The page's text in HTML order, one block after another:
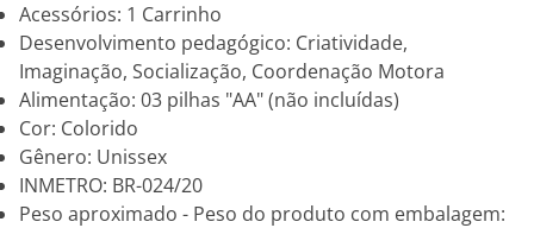
Acessórios: 1 Carrinho
Desenvolvimento pedagógico: Criatividade,
Imaginação, Socialização, Coordenação Motora
Alimentação: 03 pilhas "AA" (não incluídas)
Cor: Colorido
Gênero: Unissex
INMETRO: BR-024/20
Peso aproximado - Peso do produto com embalagem: